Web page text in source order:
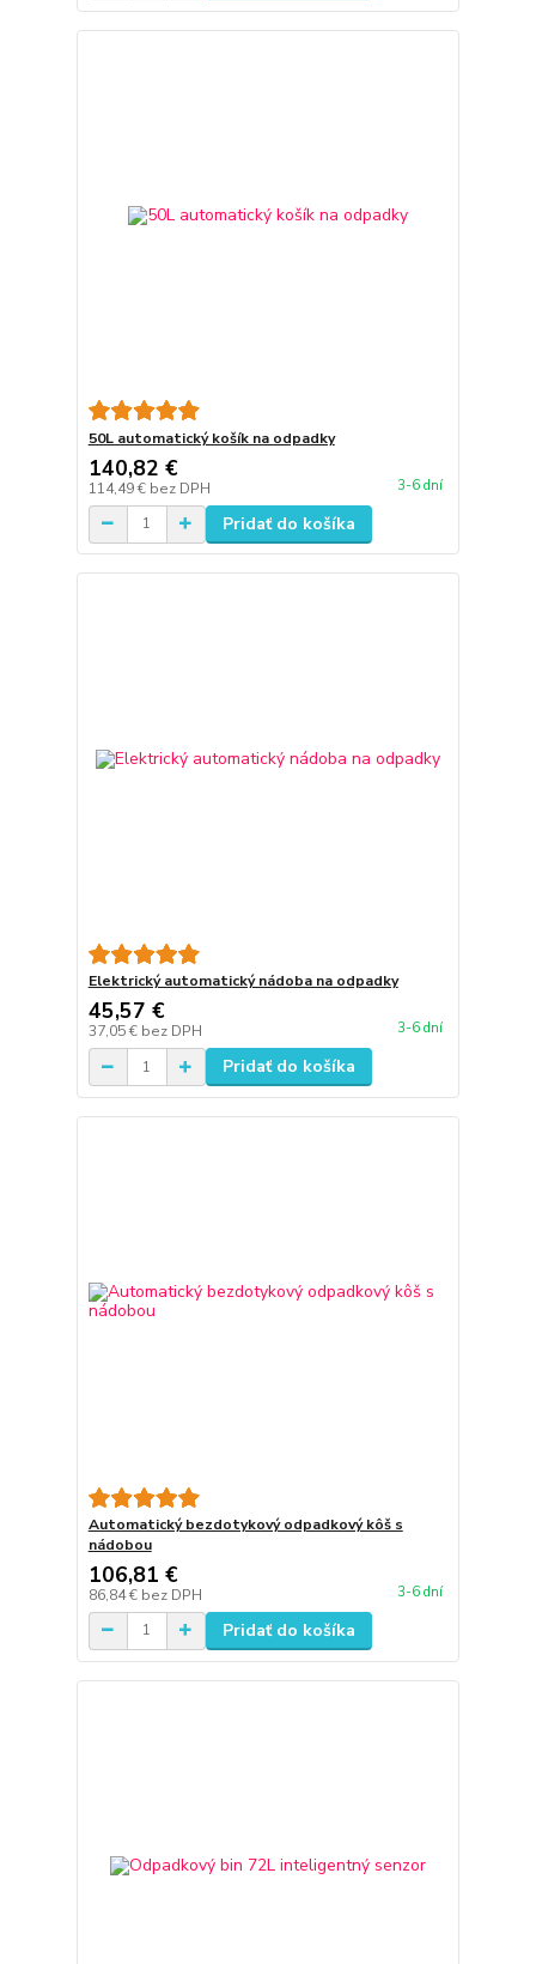
50L automatický košík na odpadky
140,82 €
114,49 € bez DPH 3-6 dní
Pridať do košíka
Elektrický automatický nádoba na odpadky
45,57 €
37,05 € bez DPH 3-6 dní
Pridať do košíka
Automatický bezdotykový odpadkový kôš s
nádobou
106,81 €
86,84 € bez DPH 3-6 dní
Pridať do košíka